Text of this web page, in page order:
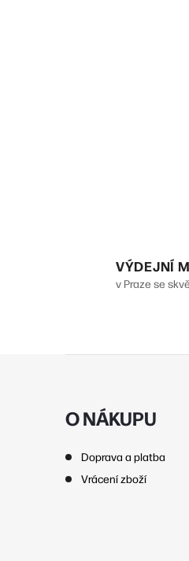
VÝDEJNÍ
v Praze se
O NÁKUPU
Doprava a platba
Vrácení zboží